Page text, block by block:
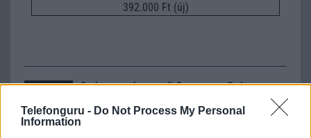
Telefonguru - Do Not Process My Personal
Information
392.000 Ft (új)
Számos népszerű Samsung Galaxy
frissítésből – itt a lista az érintett
modellekről